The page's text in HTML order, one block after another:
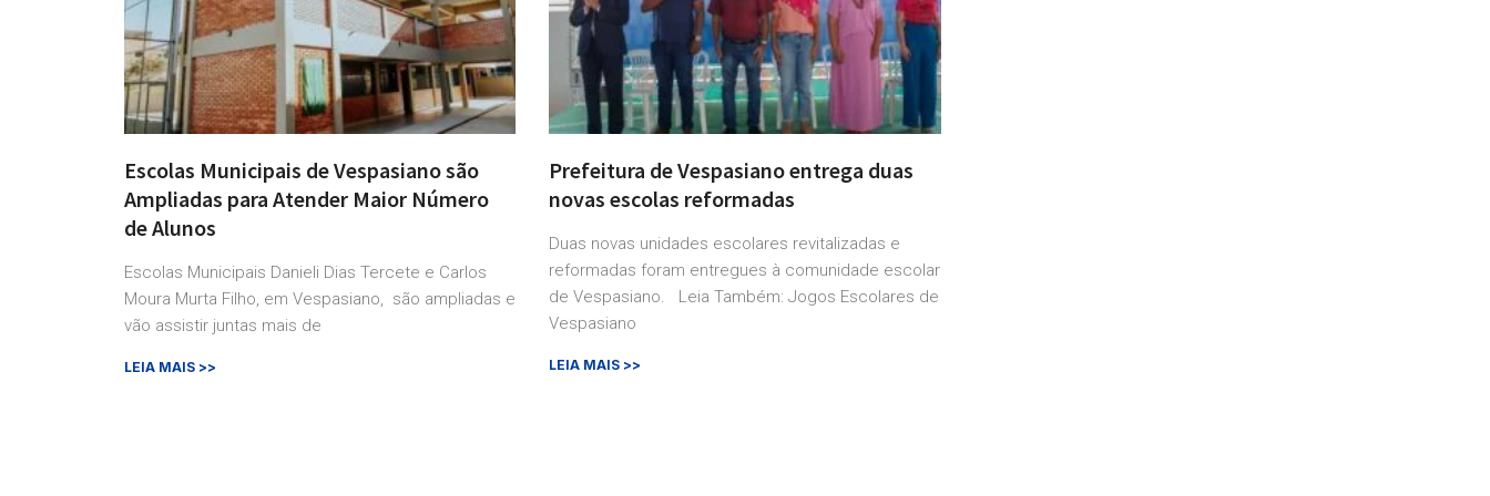
Escolas Municipais de Vespasiano são
Ampliadas para Atender Maior Número
de Alunos
Escolas Municipais Danieli Dias Tercete e Carlos
Moura Murta Filho, em Vespasiano, são ampliadas e
vão assistir juntas mais de
LEIA MAIS >>
Prefeitura de Vespasiano entrega duas
novas escolas reformadas
Duas novas unidades escolares revitalizadas e
reformadas foram entregues à comunidade escolar
de Vespasiano. Leia Também: Jogos Escolares de
Vespasiano
LEIA MAIS >>